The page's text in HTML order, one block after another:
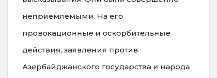
неприемлемыми. На его
провокационные и оскорбительные
действия, заявления против
Азербайджанского государства и народа